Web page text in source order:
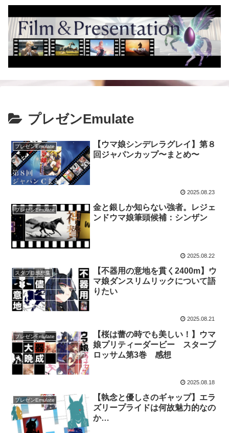
プレゼンEmulate
プレゼンEmulate
【ウマ娘シンデレラグレイ】第８
回ジャパンカップ〜まとめ〜
2025.08.23
プレゼンEmulate
金と銀しか知らない強者。レジェ
ンドウマ娘筆頭候補：シンザン
2025.08.22
スタブロ感想集
【不器用の意地を貫く2400m】ウ
マ娘ダンスリムリックについて語
りたい
2025.08.21
プレゼンEmulate
【桜は蕾の時でも美しい！】ウマ
娘プリティーダービー スターブ
ロッサム第3巻 感想
2025.08.18
プレゼンEmulate
【執念と優しさのギャップ】エラ
ズリープライドは何故魅力的なの
か…